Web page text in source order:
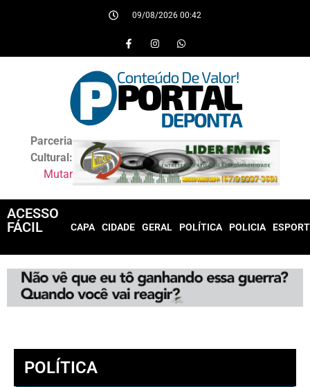
09/08/2026 00:42
Parceria
Cultural:
Mutar
ACESSO
FÁCIL
CAPA CIDADE GERAL POLÍTICA POLICIA
POLÍTICA